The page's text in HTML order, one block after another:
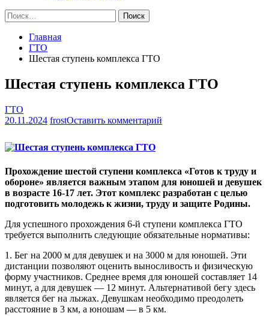
Найти:
Главная
ГТО
Шестая ступень комплекса ГТО
Шестая ступень комплекса ГТО
ГТО
20.11.2024 frostОставить комментарий
Прохождение шестой ступени комплекса «Готов к труду и
обороне» является важным этапом для юношей и девушек
в возрасте 16-17 лет. Этот комплекс разработан с целью
подготовить молодежь к жизни, труду и защите Родины.
Для успешного прохождения 6-й ступени комплекса ГТО
требуется выполнить следующие обязательные нормативы:
1. Бег на 2000 м для девушек и на 3000 м для юношей. Эти
дистанции позволяют оценить выносливость и физическую
форму участников. Среднее время для юношей составляет 14
минут, а для девушек — 12 минут. Альтернативой бегу здесь
является бег на лыжах. Девушкам необходимо преодолеть
расстояние в 3 км, а юношам — в 5 км.